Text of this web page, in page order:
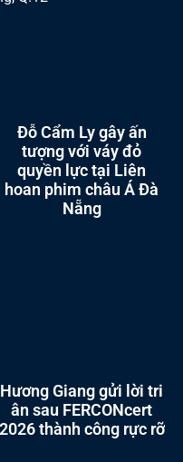
Đỗ Cẩm Ly gây ấn
tượng với váy đỏ
quyền lực tại Liên
hoan phim châu Á Đà
Nẵng
Hương Giang gửi lời tri
ân sau FERCONcert
2026 thành công rực rỡ